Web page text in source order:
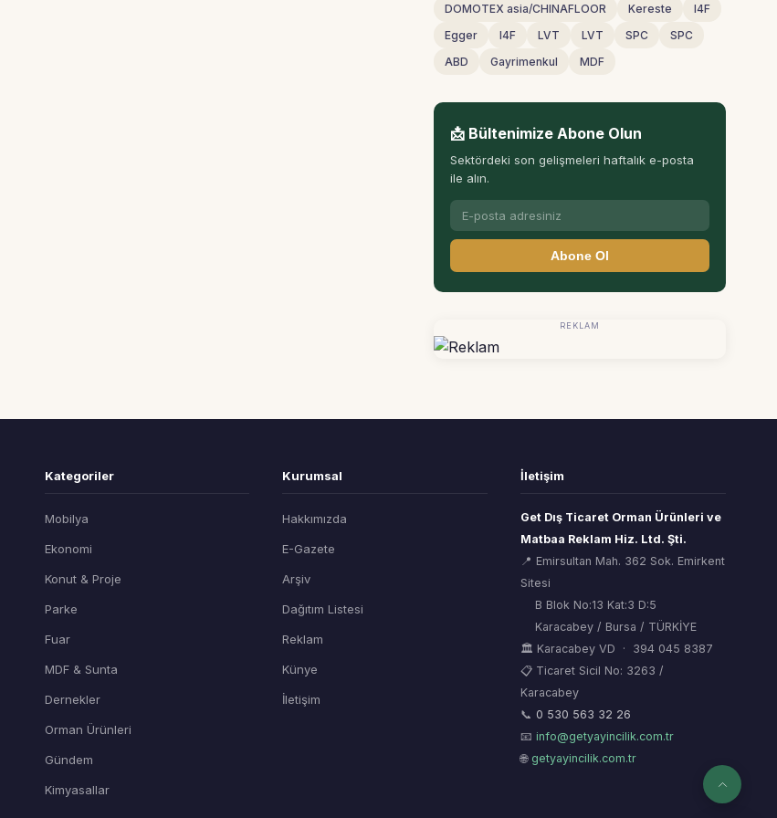
DOMOTEX asia/CHINAFLOOR Kereste
I4F
Egger
I4F LVT LVT SPC
SPC
ABD
Gayrimenkul MDF
📩 Bültenimize Abone Olun
Sektördeki son gelişmeleri haftalık e-posta
ile alın.
Abone Ol
REKLAM
Kategoriler
Mobilya
Ekonomi
Konut & Proje
Parke
Fuar
MDF & Sunta
Dernekler
Orman Ürünleri
Gündem
Kimyasallar
Kurumsal
Hakkımızda
E-Gazete
Arşiv
Dağıtım Listesi
Reklam
Künye
İletişim
İletişim
Get Dış Ticaret Orman Ürünleri ve
Matbaa Reklam Hiz. Ltd. Şti.
📍 Emirsultan Mah. 362 Sok. Emirkent
Sitesi
B Blok No:13 Kat:3 D:5
Karacabey / Bursa / TÜRKİYE
🏛 Karacabey VD · 394 045 8387
📋 Ticaret Sicil No: 3263 /
Karacabey
📞 0 530 563 32 26
📧info@getyayincilik.com.tr
🌐 getyayincilik.com.tr
ORSİAD AI
Sektörel Hafıza Asistanı